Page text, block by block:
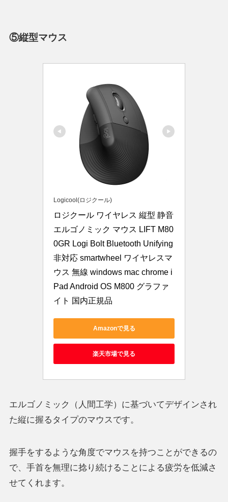
⑤縦型マウス
Logicool(ロジクール)
ロジクール ワイヤレス 縦型 静音
エルゴノミック マウス LIFT M80
0GR Logi Bolt Bluetooth Unifying
非対応 smartwheel ワイヤレスマ
ウス 無線 windows mac chrome i
Pad Android OS M800 グラファ
イト 国内正規品
Amazonで見る
楽天市場で見る
エルゴノミック（人間工学）に基づいてデザインされ
た縦に握るタイプのマウスです。
握手をするような角度でマウスを持つことができるの
で、手首を無理に捻り続けることによる疲労を低減さ
せてくれます。